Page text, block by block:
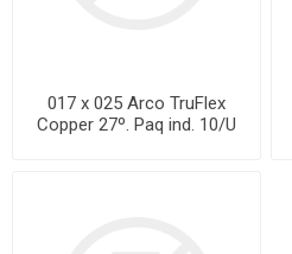
017 x 025 Arco TruFlex
Copper 27º. Paq ind. 10/U